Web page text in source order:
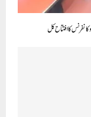
کا افتتاح کل